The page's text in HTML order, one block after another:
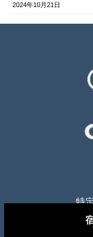
2024年10月21日
特